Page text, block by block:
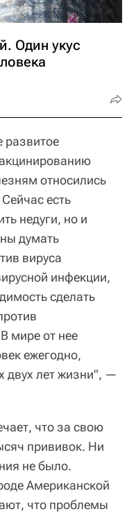
Один укус
развитое
относились
есть
недуги, но и
думать
вируса
инфекции,
сделать
мире от нее
ежегодно,
двух лет жизни", —
что за свою
прививок. Ни
не было.
Американской
что проблемы